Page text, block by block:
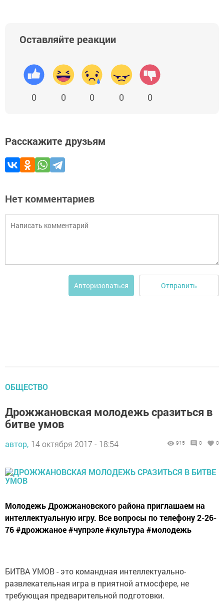
Оставляйте реакции
0 0 0 0 0
Расскажите друзьям
Нет комментариев
Авторизоваться Отправить
ОБЩЕСТВО
Дрожжановская молодежь сразиться в
битве умов
автор, 14 октября 2017 - 18:54 915 0 0
Молодежь Дрожжановского района приглашаем на
интеллектуальную игру. Все вопросы по телефону 2-26-
76 #дрожжаное #чупрэле #культура #молодежь
БИТВА УМОВ - это командная интеллектуально-
развлекательная игра в приятной атмосфере, не
требующая предварительной подготовки.